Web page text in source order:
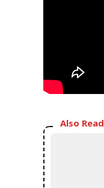
Also Read